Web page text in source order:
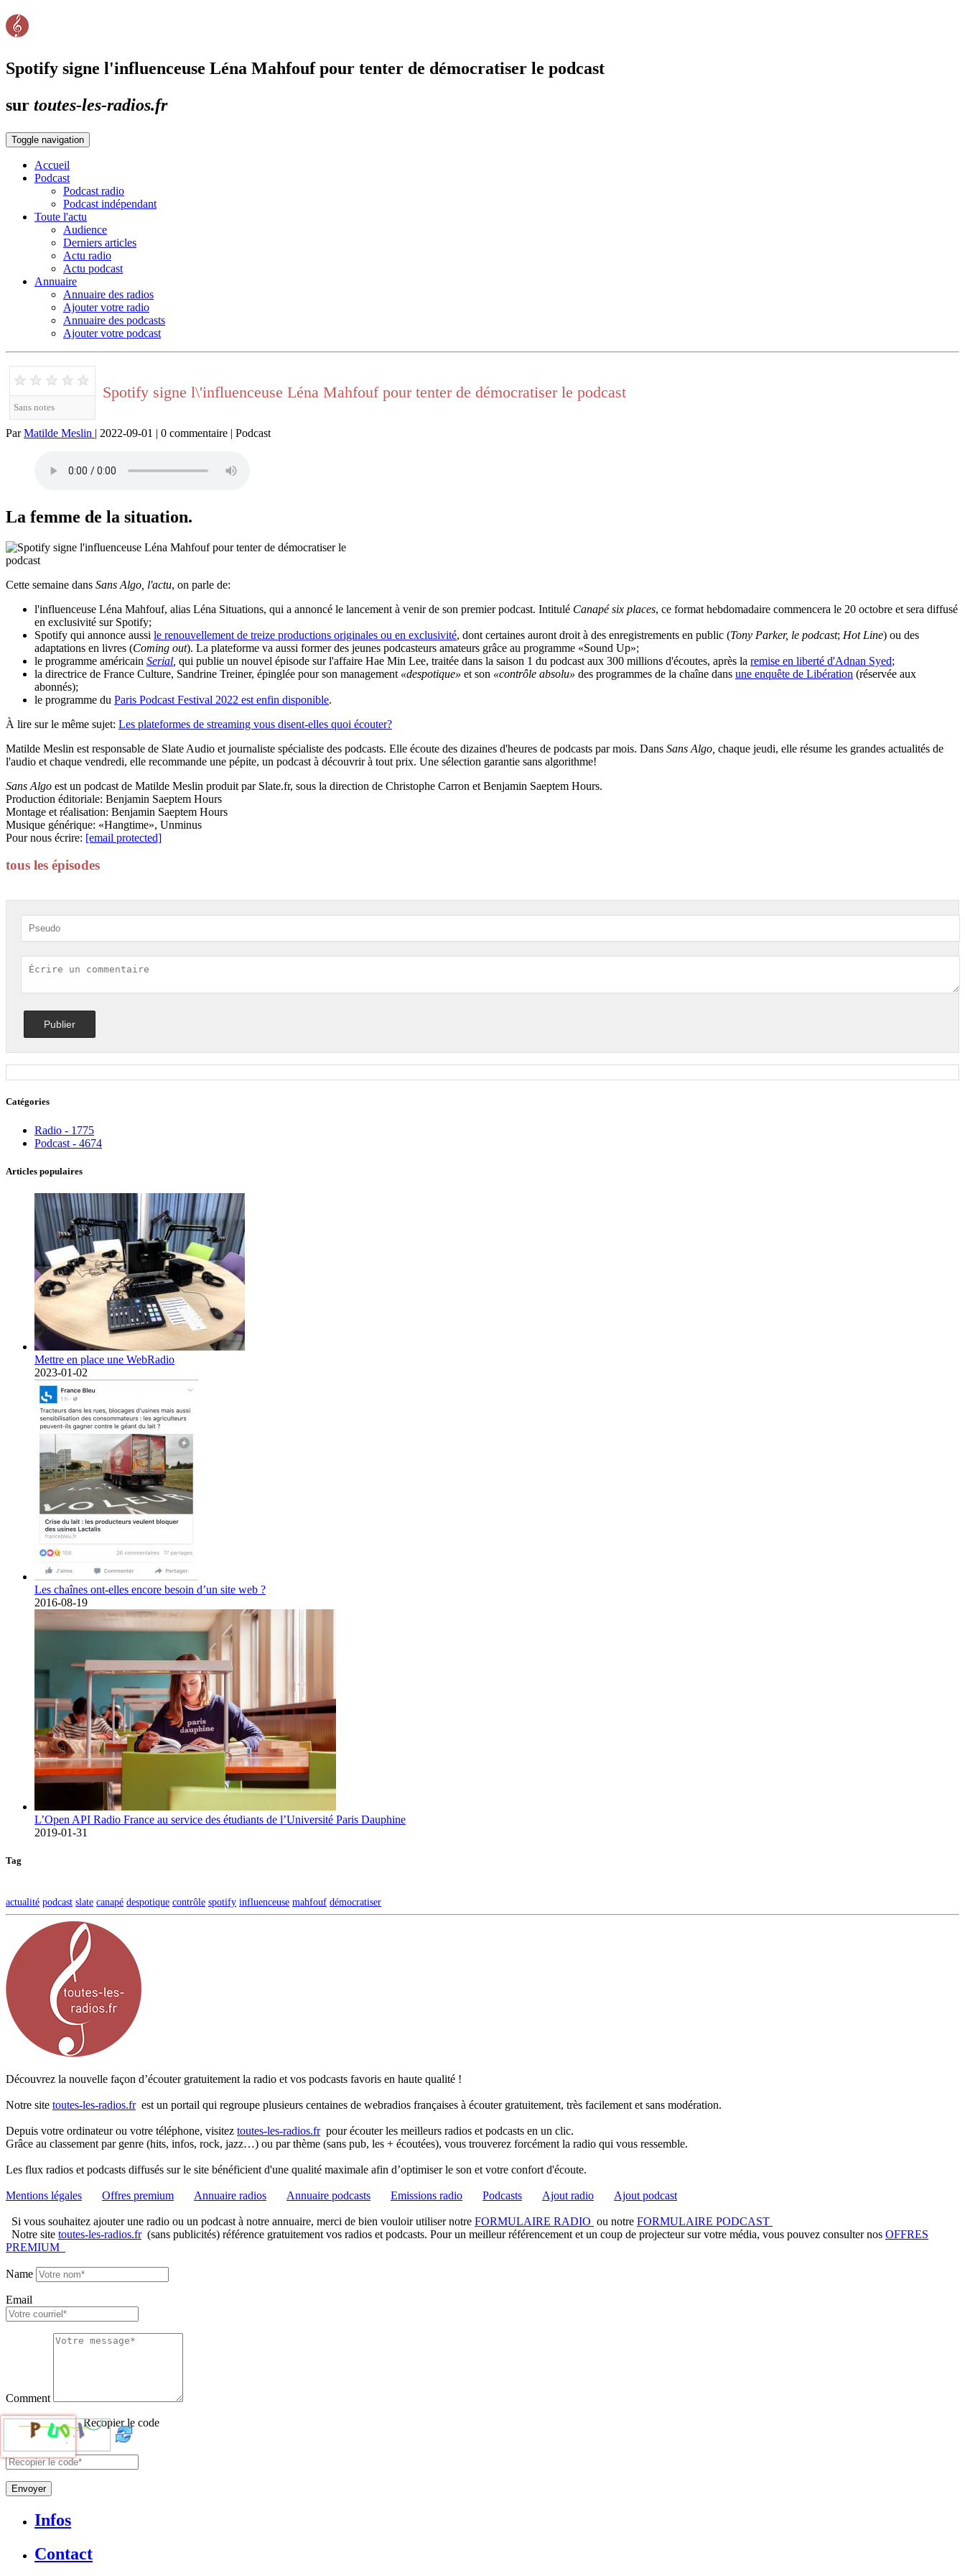
Spotify signe l'influenceuse Léna Mahfouf pour tenter de démocratiser le podcast
sur toutes-les-radios.fr
Toggle navigation
Accueil
Podcast
Podcast radio
Podcast indépendant
Toute l'actu
Audience
Derniers articles
Actu radio
Actu podcast
Annuaire
Annuaire des radios
Ajouter votre radio
Annuaire des podcasts
Ajouter votre podcast
★ ★ ★ ★ ★
Sans notes
Spotify signe l\'influenceuse Léna Mahfouf pour tenter de démocratiser le podcast
ParMatilde Meslin | 2022-09-01 | 0 commentaire | Podcast
La femme de la situation.
Cette semaine dans Sans Algo, l'actu, on parle de:
l'influenceuse Léna Mahfouf, alias Léna Situations, qui a annoncé le lancement à venir de son premier podcast. Intitulé Canapé six places, ce format hebdomadaire commencera le 20 octobre et sera diffusé
en exclusivité sur Spotify;
Spotify qui annonce aussi le renouvellement de treize productions originales ou en exclusivité, dont certaines auront droit à des enregistrements en public (Tony Parker, le podcast; Hot Line) ou des
adaptations en livres (Coming out). La plateforme va aussi former des jeunes podcasteurs amateurs grâce au programme «Sound Up»;
le programme américain Serial qui publie un nouvel épisode sur l'affaire Hae Min Lee, traitée dans la saison 1 du podcast aux 300 millions d'écoutes, après la remise en liberté d'Adnan Syed;
la directrice de France Culture, Sandrine Treiner, épinglée pour son management «despotique» et son «contrôle absolu» des programmes de la chaîne dans une enquête de Libération (réservée aux
abonnés);
le programme du Paris Podcast Festival 2022 est enfin disponible.
À lire sur le même sujet: Les plateformes de streaming vous disent-elles quoi écouter?
Matilde Meslin est responsable de Slate Audio et journaliste spécialiste des podcasts. Elle écoute des dizaines d'heures de podcasts par mois. Dans Sans Algo, chaque jeudi, elle résume les grandes actualités de
l'audio et chaque vendredi, elle recommande une pépite, un podcast à découvrir à tout prix. Une sélection garantie sans algorithme!
Sans Algo est un podcast de Matilde Meslin produit par Slate.fr, sous la direction de Christophe Carron et Benjamin Saeptem Hours.
Production éditoriale: Benjamin Saeptem Hours
Montage et réalisation: Benjamin Saeptem Hours
Musique générique: «Hangtime», Unminus
Pour nous écrire: [email protected]
tous les épisodes
Catégories
Radio - 1775
Podcast - 4674
Articles populaires
Mettre en place une WebRadio
2023-01-02
Les chaînes ont-elles encore besoin d’un site web ?
2016-08-19
L’Open API Radio France au service des étudiants de l’Université Paris Dauphine
2019-01-31
Tag
actualité podcast slate canapé despotique contrôle spotify influenceuse mahfouf démocratiser
Découvrez la nouvelle façon d’écouter gratuitement la radio et vos podcasts favoris en haute qualité !
Notre site toutes-les-radios.frest un portail qui regroupe plusieurs centaines de webradios françaises à écouter gratuitement, très facilement et sans modération.
Depuis votre ordinateur ou votre téléphone, visitez toutes-les-radios.frpour écouter les meilleurs radios et podcasts en un clic.
Grâce au classement par genre (hits, infos, rock, jazz…) ou par thème (sans pub, les + écoutées), vous trouverez forcément la radio qui vous ressemble.
Les flux radios et podcasts diffusés sur le site bénéficient d'une qualité maximale afin d’optimiser le son et votre confort d'écoute.
Mentions légales Offres premium Annuaire radios Annuaire podcasts Emissions radio Podcasts Ajout radio Ajout podcast
Si vous souhaitez ajouter une radio ou un podcast à notre annuaire, merci de bien vouloir utiliser notre FORMULAIRE RADIO ou notre FORMULAIRE PODCAST
Notre site toutes-les-radios.fr(sans publicités) référence gratuitement vos radios et podcasts. Pour un meilleur référencement et un coup de projecteur sur votre média, vous pouvez consulter nos OFFRES
PREMIUM
Name
Email
Comment
Recopier le code
Envoyer
Infos
Contact